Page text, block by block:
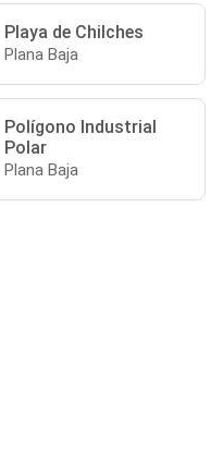
Playa de Chilches
Plana Baja
Polígono Industrial
Polar
Plana Baja